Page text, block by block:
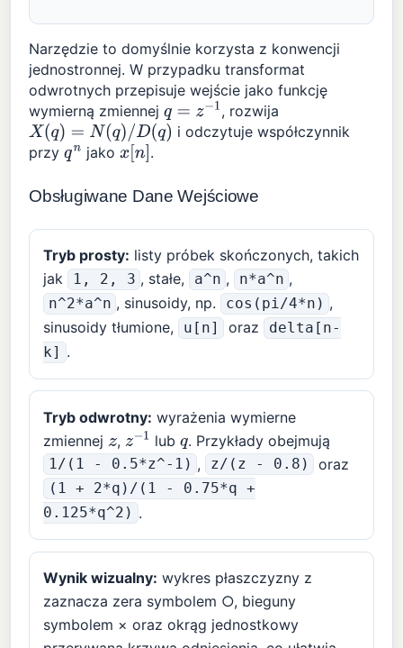
Narzędzie to domyślnie korzysta z konwencji
jednostronnej. W przypadku transformat
odwrotnych przepisuje wejście jako funkcję
wymierną zmiennejq =z −1
, rozwija
X(q)= N( q)/D(q)
i odczytuje współczynnik
przyqn jakox[ n] .
Obsługiwane Dane Wejściowe
Tryb prosty: listy próbek skończonych, takich
jak
1, 2, 3 , stałe, a^n , n*a^n ,
n^2*a^n , sinusoidy, np. cos(pi/4*n) ,
sinusoidy tłumione,
u[n] oraz
delta[n-
k]
.
Tryb odwrotny: wyrażenia wymierne
zmiennej z, z− 1 lubq. Przykłady obejmują
1/(1 - 0.5*z^-1) , z/(z - 0.8) oraz
(1 + 2*q)/(1 - 0.75*q +
0.125*q^2) .
Wynik wizualny: wykres płaszczyzny z
zaznacza zera symbolem ○, bieguny
symbolem × oraz okrąg jednostkowy